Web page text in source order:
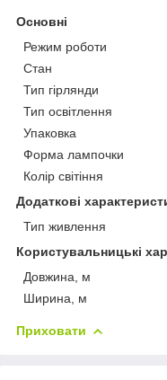
Основні
Режим роботи
Стан
Тип гірлянди
Тип освітлення
Упаковка
Форма лампочки
Колір світіння
Додаткові
Тип живлення
Користувальницькі
Довжина, м
Ширина, м
Приховати